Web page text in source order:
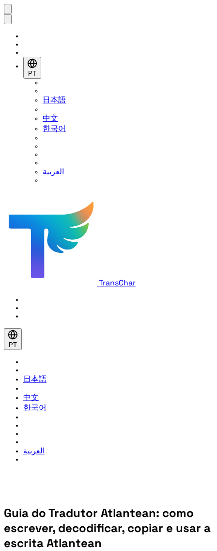
PT
日本語
中文
한국어
العربية
TransChar
PT
日本語
中文
한국어
العربية
Guia do Tradutor Atlantean: como
escrever, decodificar, copiar e usar a
escrita Atlantean